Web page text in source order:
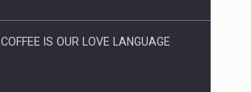
COFFEE IS OUR LOVE LANGUAGE